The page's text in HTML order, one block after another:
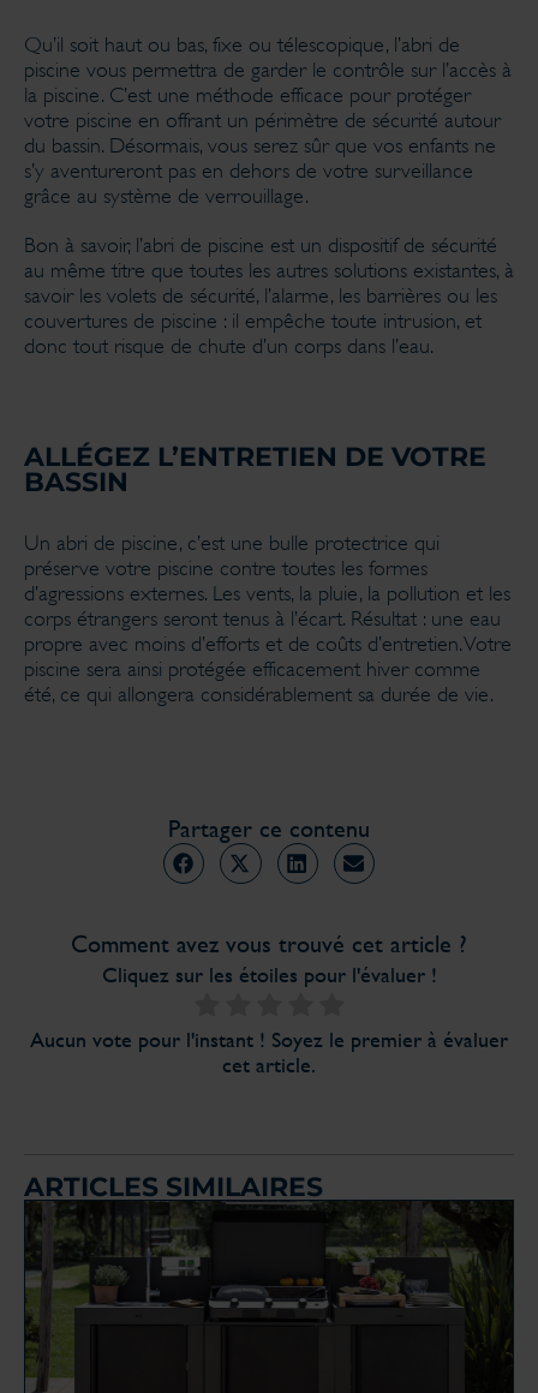
Qu’il soit haut ou bas, fixe ou télescopique, l’abri de
piscine vous permettra de garder le contrôle sur l’accès à
la piscine. C’est une méthode efficace pour protéger
votre piscine en offrant un périmètre de sécurité autour
du bassin. Désormais, vous serez sûr que vos enfants ne
s’y aventureront pas en dehors de votre surveillance
grâce au système de verrouillage.
Bon à savoir, l’abri de piscine est un dispositif de sécurité
au même titre que toutes les autres solutions existantes, à
savoir les volets de sécurité, l’alarme, les barrières ou les
couvertures de piscine : il empêche toute intrusion, et
donc tout risque de chute d’un corps dans l’eau.
ALLÉGEZ L’ENTRETIEN DE VOTRE
BASSIN
Un abri de piscine, c’est une bulle protectrice qui
préserve votre piscine contre toutes les formes
d’agressions externes. Les vents, la pluie, la pollution et les
corps étrangers seront tenus à l’écart. Résultat : une eau
propre avec moins d’efforts et de coûts d’entretien. Votre
piscine sera ainsi protégée efficacement hiver comme
été, ce qui allongera considérablement sa durée de vie.
Partager ce contenu
Comment avez vous trouvé cet article ?
Cliquez sur les étoiles pour l'évaluer !
Aucun vote pour l'instant ! Soyez le premier à évaluer
cet article.
ARTICLES SIMILAIRES